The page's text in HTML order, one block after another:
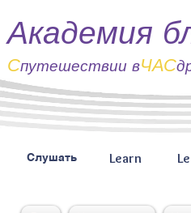
Академия
Спутешествии вЧАС
Слушать Learn